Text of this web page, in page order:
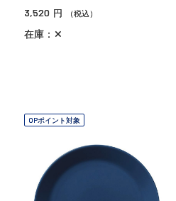
3,520 円 （税込）
在庫：✕
OPポイント対象